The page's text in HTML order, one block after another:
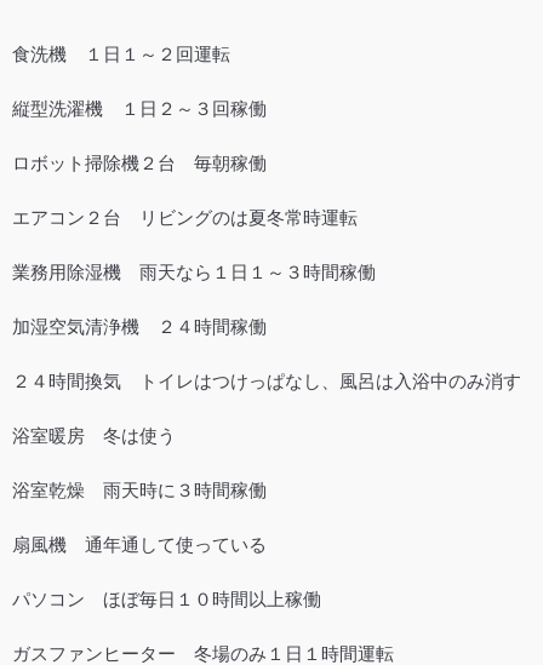
食洗機 １日１～２回運転
縦型洗濯機 １日２～３回稼働
ロボット掃除機２台 毎朝稼働
エアコン２台 リビングのは夏冬常時運転
業務用除湿機 雨天なら１日１～３時間稼働
加湿空気清浄機 ２４時間稼働
２４時間換気 トイレはつけっぱなし、風呂は入浴中のみ消す
浴室暖房 冬は使う
浴室乾燥 雨天時に３時間稼働
扇風機 通年通して使っている
パソコン ほぼ毎日１０時間以上稼働
ガスファンヒーター 冬場のみ１日１時間運転